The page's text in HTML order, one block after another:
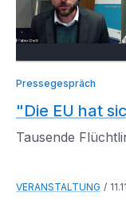
Pressegespräch
"Die EU hat
Tausende
VERANSTALTUNG